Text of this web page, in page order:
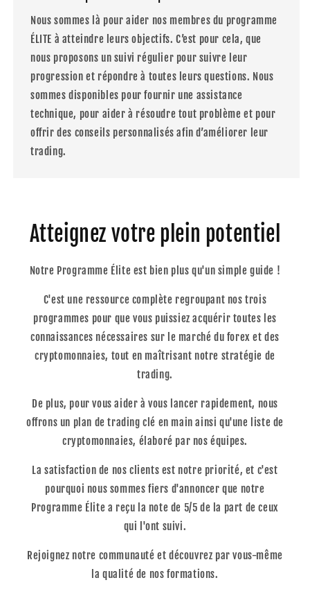
Nous sommes là pour aider nos membres du programme
ÉLITE à atteindre leurs objectifs. C’est pour cela, que
nous proposons un suivi régulier pour suivre leur
progression et répondre à toutes leurs questions. Nous
sommes disponibles pour fournir une assistance
technique, pour aider à résoudre tout problème et pour
offrir des conseils personnalisés afin d’améliorer leur
trading.
Atteignez votre plein potentiel
Notre Programme Élite est bien plus qu'un simple guide !
C'est une ressource complète regroupant nos trois
programmes pour que vous puissiez acquérir toutes les
connaissances nécessaires sur le marché du forex et des
cryptomonnaies, tout en maîtrisant notre stratégie de
trading.
De plus, pour vous aider à vous lancer rapidement, nous
offrons un plan de trading clé en main ainsi qu'une liste de
cryptomonnaies, élaboré par nos équipes.
La satisfaction de nos clients est notre priorité, et c'est
pourquoi nous sommes fiers d'annoncer que notre
Programme Élite a reçu la note de 5/5 de la part de ceux
qui l'ont suivi.
Rejoignez notre communauté et découvrez par vous-même
la qualité de nos formations.